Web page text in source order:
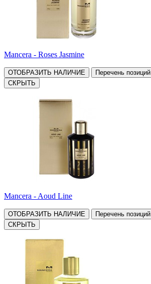
Mancera - Roses Jasmine
ОТОБРАЗИТЬ НАЛИЧИЕ
Перечень позиций
СКРЫТЬ
Mancera - Aoud Line
ОТОБРАЗИТЬ НАЛИЧИЕ
Перечень позиций
СКРЫТЬ